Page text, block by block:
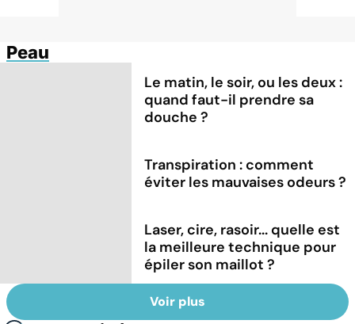
Peau
Le matin, le soir, ou les deux :
quand faut-il prendre sa
douche ?
Transpiration : comment
éviter les mauvaises odeurs ?
Laser, cire, rasoir... quelle est
la meilleure technique pour
épiler son maillot ?
Voir plus